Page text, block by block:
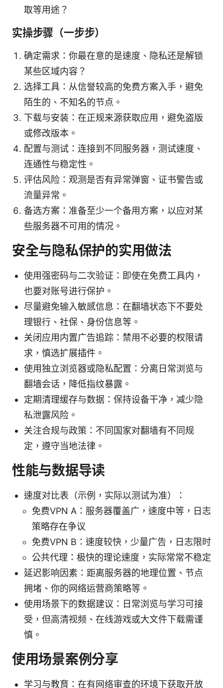
取等用途？
实操步骤（一步步）
确定需求：你最在意的是速度、隐私还是解锁
某些区域内容？
选择工具：从信誉较高的免费方案入手，避免
陌生的、不知名的节点。
下载与安装：在正规来源获取应用，避免盗版
或修改版本。
配置与测试：连接到不同服务器，测试速度、
连通性与稳定性。
评估风险：观测是否有异常弹窗、证书警告或
流量异常。
备选方案：准备至少一个备用方案，以应对某
些服务器不可用的情况。
安全与隐私保护的实用做法
使用强密码与二次验证：即使在免费工具内，
也要对账号进行保护。
尽量避免输入敏感信息：在翻墙状态下不要处
理银行、社保、身份信息等。
关闭应用内置广告追踪：禁用不必要的权限请
求，慎选扩展插件。
使用独立浏览器或隐私配置：分离日常浏览与
翻墙会话，降低指纹暴露。
定期清理缓存与数据：保持设备干净，减少隐
私泄露风险。
关注合规与政策：不同国家对翻墙有不同规
定，遵守当地法律。
性能与数据导读
速度对比表（示例，实际以测试为准）：
免费VPN A：服务器覆盖广，速度中等，日志
策略存在争议
免费VPN B：速度较快，少量广告，日志限时
公共代理：极快的理论速度，实际常常不稳定
延迟影响因素：距离服务器的地理位置、节点
拥堵、你的网络运营商策略等。
使用场景下的数据建议：日常浏览与学习可接
受，但高清视频、在线游戏或大文件下载需谨
慎。
使用场景案例分享
学习与教育：在有网络审查的环境下获取开放